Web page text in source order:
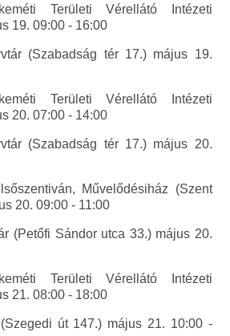
Területi Vérellátó Intézeti
19. 09:00 - 16:00
(Szabadság tér 17.) május 19.
Területi Vérellátó Intézeti
20. 07:00 - 14:00
(Szabadság tér 17.) május 20.
Művelődésiház (Szent
20. 09:00 - 11:00
(Petőfi Sándor utca 33.) május 20.
Területi Vérellátó Intézeti
21. 08:00 - 18:00
út 147.) május 21. 10:00 -